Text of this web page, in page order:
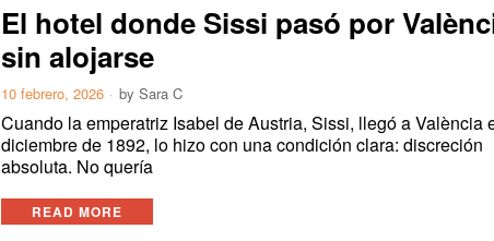
El hotel donde Sissi pasó por
sin alojarse
10 febrero, 2026 bySara C
Cuando la emperatriz Isabel de Austria, Sissi, llegó a València
diciembre de 1892, lo hizo con una condición clara: discreción
absoluta. No quería
READ MORE